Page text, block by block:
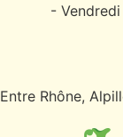
-
Entre Rhône,